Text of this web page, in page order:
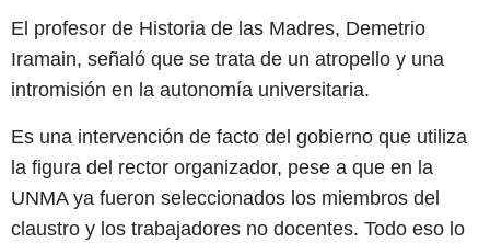
El profesor de Historia de las Madres, Demetrio
Iramain, señaló que se trata de un atropello y una
intromisión en la autonomía universitaria.
Es una intervención de facto del gobierno que utiliza
la figura del rector organizador, pese a que en la
UNMA ya fueron seleccionados los miembros del
claustro y los trabajadores no docentes. Todo eso lo